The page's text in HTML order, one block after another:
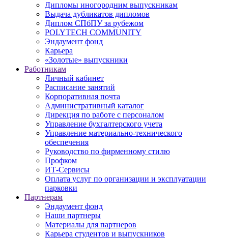
Дипломы иногородним выпускникам
Выдача дубликатов дипломов
Диплом СПбПУ за рубежом
POLYTECH COMMUNITY
Эндаумент фонд
Карьера
«Золотые» выпускники
Работникам
Личный кабинет
Расписание занятий
Корпоративная почта
Административный каталог
Дирекция по работе с персоналом
Управление бухгалтерского учета
Управление материально-технического
обеспечения
Руководство по фирменному стилю
Профком
ИТ-Сервисы
Оплата услуг по организации и эксплуатации
парковки
Партнерам
Эндаумент фонд
Наши партнеры
Материалы для партнеров
Карьера студентов и выпускников